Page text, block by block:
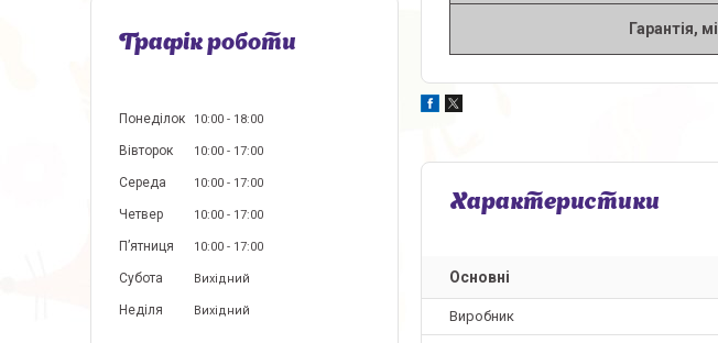
Гарантія,
Характеристики
Основні
Виробник
Графік роботи
Понеділок 10:00 18:00
Вівторок 10:00 17:00
Середа 10:00 17:00
Четвер 10:00 17:00
Пʼятниця 10:00 17:00
Субота Вихідний
Неділя Вихідний